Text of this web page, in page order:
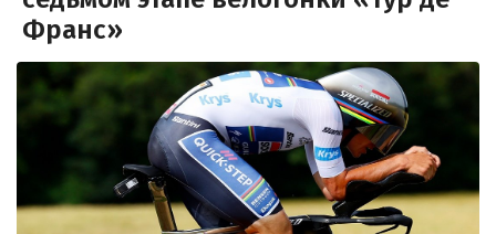
Франс»